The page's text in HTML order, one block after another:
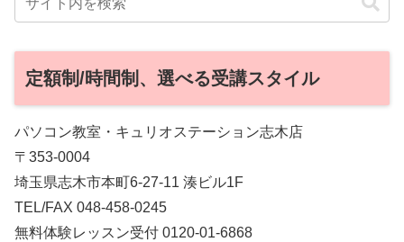
定額制/時間制、選べる受講スタイル
パソコン教室・キュリオステーション志木店
〒353-0004
埼玉県志木市本町6-27-11 湊ビル1F
TEL/FAX 048-458-0245
無料体験レッスン受付 0120-01-6868